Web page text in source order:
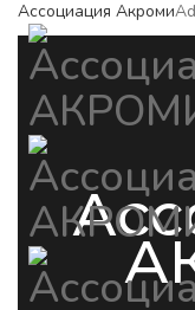
Ассоциация Акроми